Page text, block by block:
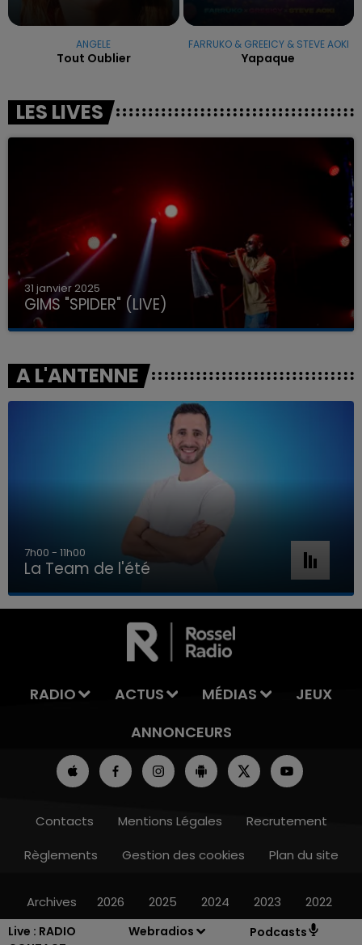
Live : RADIO
Webradios Podcasts
LA TEAM DE L'ÉTÉ
ANGELE
Tout Oublier
FARRUKO & GREEICY & STEVE AOKI
Yapaque
LES LIVES
31 janvier 2025
GIMS "SPIDER" (LIVE)
A L'ANTENNE
7h00 - 11h00
La Team de l'été
RADIO ACTUS MÉDIAS
JEUX
ANNONCEURS
Contacts Mentions Légales
Recrutement
Règlements
Gestion des cookies Plan du site
Archives 2026 2025 2024 2023 2022